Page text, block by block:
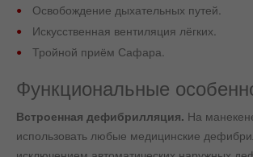
Освобождение дыхательных путей.
Искусственная вентиляция лёгких.
Тройной приём Сафара.
Функциональные
Встроенная дефибрилляция. На
использовать любые медицинские